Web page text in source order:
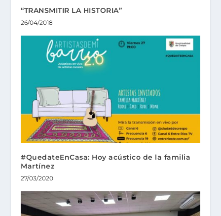
“TRANSMITIR LA HISTORIA”
26/04/2018
#QuedateEnCasa: Hoy acústico de la familia
Martínez
27/03/2020